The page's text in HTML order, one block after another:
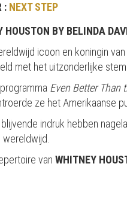
: NEXT STEP
HOUSTON BY BELINDA
icoon en koningin
met het uitzonderlijke
Even Better Than
ze het Amerikaanse
indruk hebben
van WHITNEY